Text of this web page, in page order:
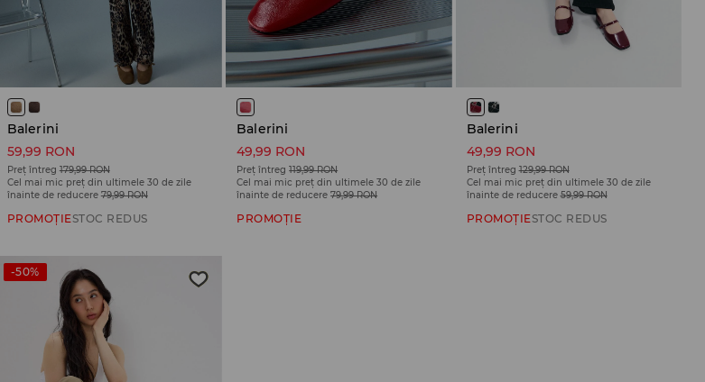
Balerini
59,99 RON
Preț întreg 179,99 RON
Cel mai mic preț din ultimele 30 de zile
înainte de reducere 79,99 RON
PROMOȚIESTOC REDUS
Balerini
49,99 RON
Preț întreg 119,99 RON
Cel mai mic preț din ultimele 30 de zile
înainte de reducere 79,99 RON
PROMOȚIE
Balerini
49,99 RON
Preț întreg 129,99 RON
Cel mai mic preț din ultimele 30 de zile
înainte de reducere 59,99 RON
PROMOȚIESTOC REDUS
-50%